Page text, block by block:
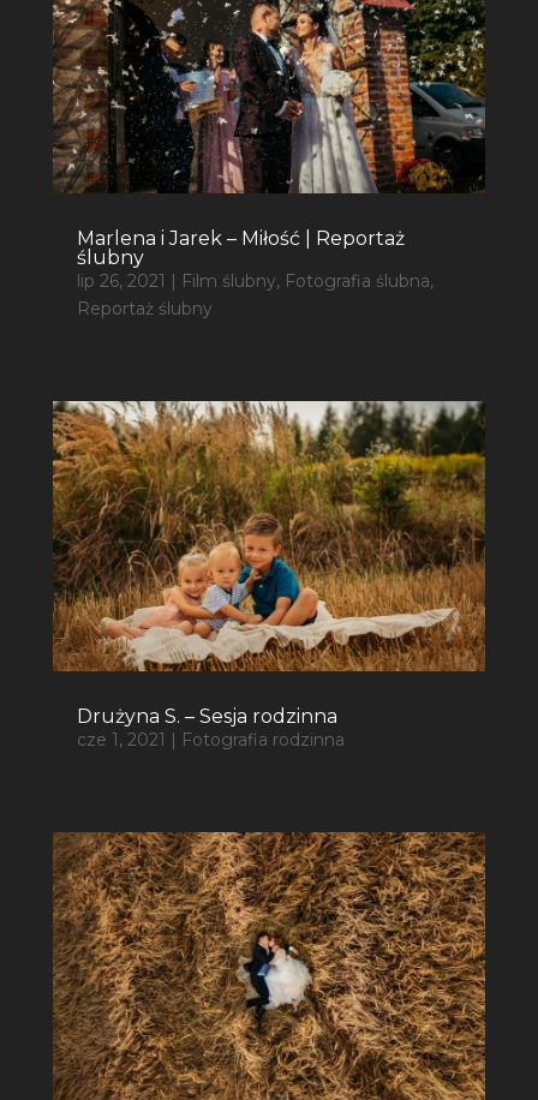
Marlena i Jarek – Miłość | Reportaż
ślubny
lip 26, 2021 | Film ślubny, Fotografia ślubna,
Reportaż ślubny
Drużyna S. – Sesja rodzinna
cze 1, 2021 | Fotografia rodzinna